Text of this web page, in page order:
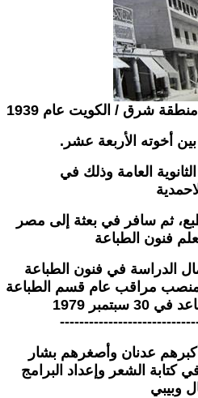
شرق / الكويت عام 1939
أخوته الأربعة عشر.
العامة وذلك في
ثم سافر في بعثة إلى مصر
مراقب عام قسم الطباعة
عدنان وأصغرهم بشار
كتابة الشعر وإعداد البرامج
وبيبي